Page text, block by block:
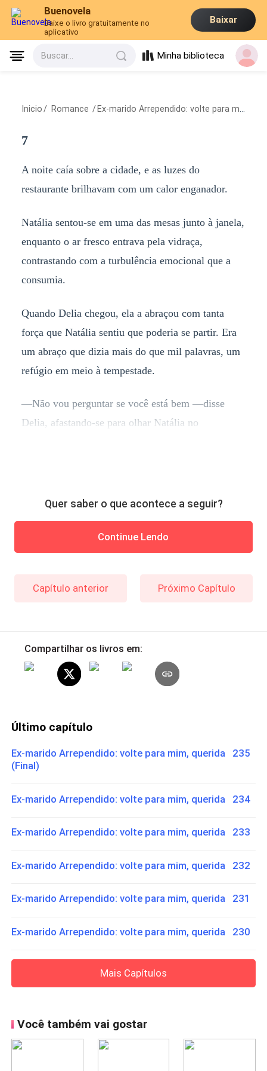
Buenovela
Baixe o livro gratuitamente no
aplicativo
Baixar
Buscar... Minha biblioteca
Inicio / Romance / Ex-marido Arrependido: volte para mim, querida
7
A noite caía sobre a cidade, e as luzes do
restaurante brilhavam com um calor enganador.
Natália sentou-se em uma das mesas junto à janela,
enquanto o ar fresco entrava pela vidraça,
contrastando com a turbulência emocional que a
consumia.
Quando Delia chegou, ela a abraçou com tanta
força que Natália sentiu que poderia se partir. Era
um abraço que dizia mais do que mil palavras, um
refúgio em meio à tempestade.
—Não vou perguntar se você está bem —disse
Delia, afastando-se para olhar Natália no
Quer saber o que acontece a seguir?
Continue Lendo
Capítulo anterior Próximo Capítulo
Compartilhar os livros em:
Último capítulo
Ex-marido Arrependido: volte para mim, querida 235
(Final)
Ex-marido Arrependido: volte para mim, querida 234
Ex-marido Arrependido: volte para mim, querida 233
Ex-marido Arrependido: volte para mim, querida 232
Ex-marido Arrependido: volte para mim, querida 231
Ex-marido Arrependido: volte para mim, querida 230
Mais Capítulos
Você também vai gostar